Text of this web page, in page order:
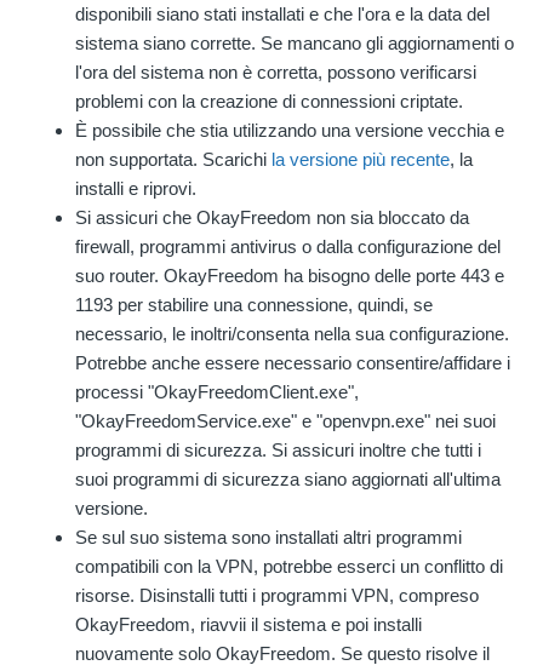
disponibili siano stati installati e che l'ora e la data del
sistema siano corrette. Se mancano gli aggiornamenti o
l'ora del sistema non è corretta, possono verificarsi
problemi con la creazione di connessioni criptate.
È possibile che stia utilizzando una versione vecchia e
non supportata. Scarichi la versione più recente, la
installi e riprovi.
Si assicuri che OkayFreedom non sia bloccato da
firewall, programmi antivirus o dalla configurazione del
suo router. OkayFreedom ha bisogno delle porte 443 e
1193 per stabilire una connessione, quindi, se
necessario, le inoltri/consenta nella sua configurazione.
Potrebbe anche essere necessario consentire/affidare i
processi "OkayFreedomClient.exe",
"OkayFreedomService.exe" e "openvpn.exe" nei suoi
programmi di sicurezza. Si assicuri inoltre che tutti i
suoi programmi di sicurezza siano aggiornati all'ultima
versione.
Se sul suo sistema sono installati altri programmi
compatibili con la VPN, potrebbe esserci un conflitto di
risorse. Disinstalli tutti i programmi VPN, compreso
OkayFreedom, riavvii il sistema e poi installi
nuovamente solo OkayFreedom. Se questo risolve il